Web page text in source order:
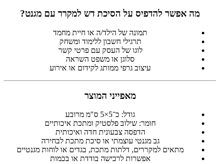
מה אפשר להדפיס על הסיכת דש למקרר עם מגנט?
תמונה של הילד/ה או חיית מחמד
תרגילי חשבון ללימוד ומשחק
לוגו של העסק עם פרטי קשר
סלוגן או משפט השראה
עיצוב גרפי ממותג לקידום או אירוע
מאפייני המוצר
גודל: כ־5×5 ס"מ מרובע
חומר: שילוב פלסטיק ומתכת איכותיים
הדפסה צבעונית חדה ואיכותית
גב מגנטי עוצמתי או סיכת מתכת לבחירה
מתאים למקררים, דלתות מתכת, בגדים או לוחות מגנטיים
אפשרות לרכישה בודדת או בכמות